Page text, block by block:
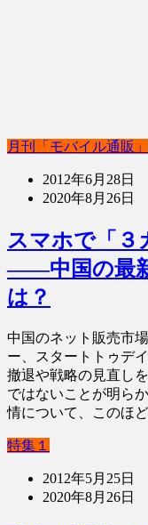
月刊「モバイル通販」
2012年6月28日
2020年8月26日
スマホで「３
――中国の最
は？
中国のネット販売市
ー、スタートトゥデ
撤退や戦略の見直し
ではないことが明ら
情について、このほ
特集１
2012年5月25日
2020年8月26日